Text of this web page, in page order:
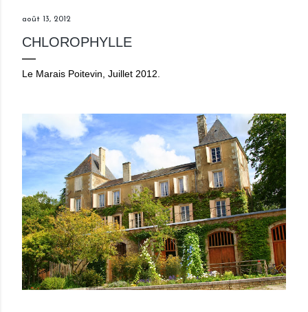
août 13, 2012
CHLOROPHYLLE
Le Marais Poitevin, Juillet 2012.